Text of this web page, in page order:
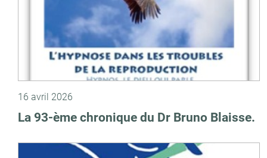
16 avril 2026
La 93-ème chronique du Dr Bruno Blaisse.